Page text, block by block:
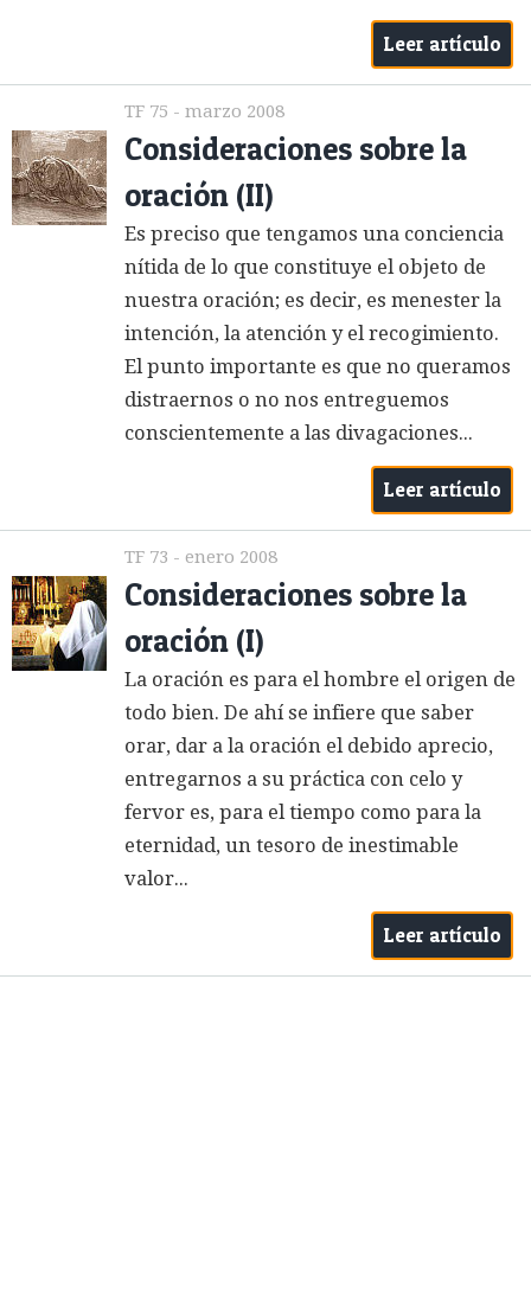
Leer artículo
TF 75 - marzo 2008
Consideraciones sobre la
oración (II)
Es preciso que tengamos una conciencia
nítida de lo que constituye el objeto de
nuestra oración; es decir, es menester la
intención, la atención y el recogimiento.
El punto importante es que no queramos
distraernos o no nos entreguemos
conscientemente a las divagaciones...
Leer artículo
TF 73 - enero 2008
Consideraciones sobre la
oración (I)
La oración es para el hombre el origen de
todo bien. De ahí se infiere que saber
orar, dar a la oración el debido aprecio,
entregarnos a su práctica con celo y
fervor es, para el tiempo como para la
eternidad, un tesoro de inestimable
valor...
Leer artículo